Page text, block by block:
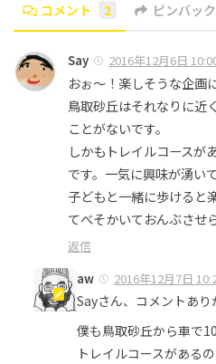
コメント 2 ピンバック
Say 2016年12月6日
おぉ〜！楽しそうな企画
鳥取砂丘はそれなりに近
ことがないです。
しかもトレイルコースが
です。一気に興味が湧い
子どもと一緒に歩けると
てべそかいておんぶさせ
返信
aw
2016年12月7日
Sayさん、コメントあり
僕も鳥取砂丘から車で
トレイルコースがある